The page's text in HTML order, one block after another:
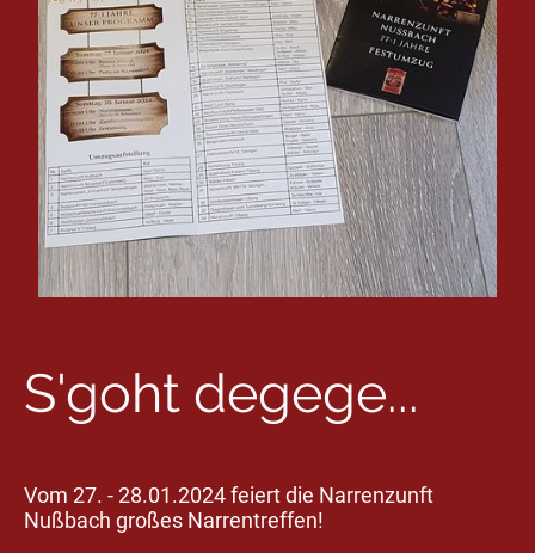
S'goht degege...
Vom 27. - 28.01.2024 feiert die Narrenzunft
Nußbach großes Narrentreffen!